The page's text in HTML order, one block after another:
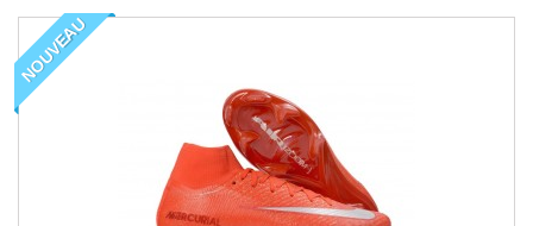
NOUVEAU